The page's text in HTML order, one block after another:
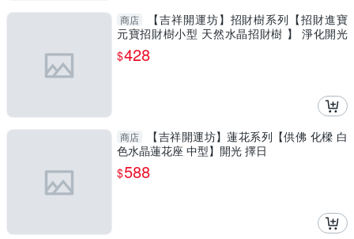
商店
【吉祥開運坊】招財樹系列【招財進寶
元寶招財樹小型 天然水晶招財樹 】 淨化開光
擇日
$428
商店
【吉祥開運坊】蓮花系列【供佛 化樑 白
色水晶蓮花座 中型】開光 擇日
$588